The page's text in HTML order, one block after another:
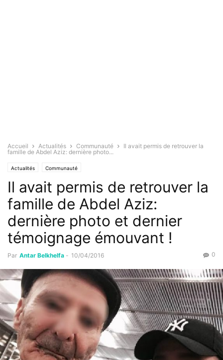
Accueil Actualités Communauté
Il avait permis de retrouver la
famille de Abdel Aziz: dernière photo...
Actualités Communauté
Il avait permis de retrouver la
famille de Abdel Aziz:
dernière photo et dernier
témoignage émouvant !
Par Antar Belkhelfa - 10/04/2016 0